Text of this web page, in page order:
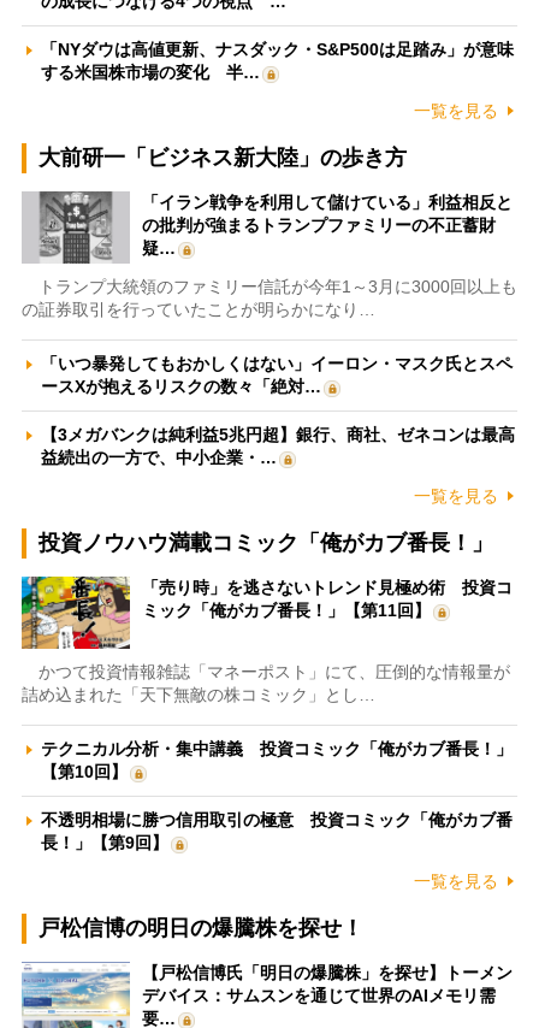
「NYダウは高値更新、ナスダック・S&P500は足踏み」が意味
する米国株市場の変化 半…
一覧を見る
大前研一「ビジネス新大陸」の歩き方
「イラン戦争を利用して儲けている」利益相反と
の批判が強まるトランプファミリーの不正蓄財
疑…
トランプ大統領のファミリー信託が今年1～3月に3000回以上も
の証券取引を行っていたことが明らかになり…
「いつ暴発してもおかしくはない」イーロン・マスク氏とスペ
ースXが抱えるリスクの数々「絶対…
【3メガバンクは純利益5兆円超】銀行、商社、ゼネコンは最高
益続出の一方で、中小企業・…
一覧を見る
投資ノウハウ満載コミック「俺がカブ番長！」
「売り時」を逃さないトレンド見極め術 投資コ
ミック「俺がカブ番長！」【第11回】
かつて投資情報雑誌「マネーポスト」にて、圧倒的な情報量が
詰め込まれた「天下無敵の株コミック」とし…
テクニカル分析・集中講義 投資コミック「俺がカブ番長！」
【第10回】
不透明相場に勝つ信用取引の極意 投資コミック「俺がカブ番
長！」【第9回】
一覧を見る
戸松信博の明日の爆騰株を探せ！
【戸松信博氏「明日の爆騰株」を探せ】トーメン
デバイス：サムスンを通じて世界のAIメモリ需
要…